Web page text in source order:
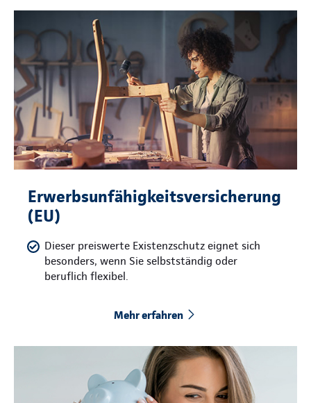
Erwerbsunfähigkeitsversicherung
(EU)
Dieser preiswerte Existenzschutz eignet sich
besonders, wenn Sie selbstständig oder
beruflich flexibel.
Mehr erfahren